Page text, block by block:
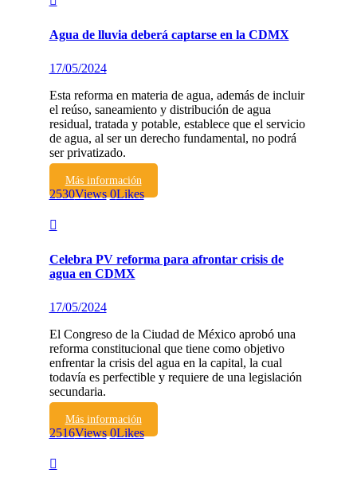
Agua de lluvia deberá captarse en la CDMX
17/05/2024
Esta reforma en materia de agua, además de incluir
el reúso, saneamiento y distribución de agua
residual, tratada y potable, establece que el servicio
de agua, al ser un derecho fundamental, no podrá
ser privatizado.
Más información
2530Views 0Likes
Celebra PV reforma para afrontar crisis de
agua en CDMX
17/05/2024
El Congreso de la Ciudad de México aprobó una
reforma constitucional que tiene como objetivo
enfrentar la crisis del agua en la capital, la cual
todavía es perfectible y requiere de una legislación
secundaria.
Más información
2516Views 0Likes